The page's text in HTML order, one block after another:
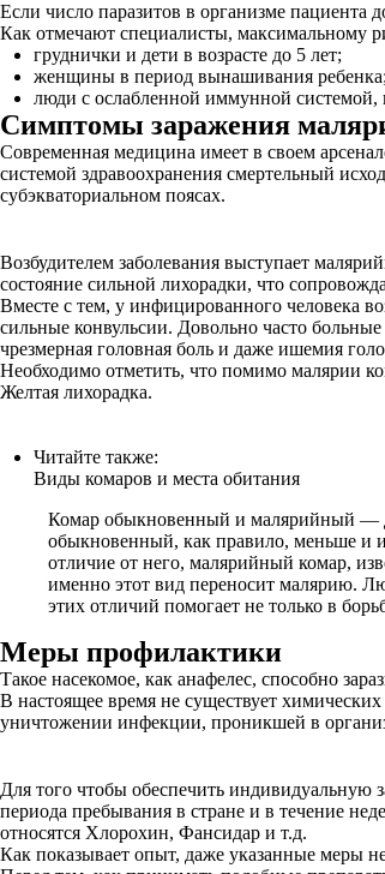
Если число паразитов в организме пациента
Как отмечают специалисты, максимальному
груднички и дети в возрасте до 5 лет;
женщины в период вынашивания ребенка;
люди с ослабленной иммунной системой,
Симптомы заражения
Современная медицина имеет в своем
системой здравоохранения смертельный
субэкваториальном поясах.
Возбудителем заболевания выступает
состояние сильной лихорадки, что
Вместе с тем, у инфицированного человека
сильные конвульсии. Довольно часто
чрезмерная головная боль и даже ишемия
Необходимо отметить, что помимо малярии
Желтая лихорадка.
Читайте также:
Виды комаров и места обитания
Комар обыкновенный и малярийный —
обыкновенный, как правило, меньше и
отличие от него, малярийный комар,
именно этот вид переносит малярию.
этих отличий помогает не только в
Меры профилактики
Такое насекомое, как анафелес, способно
В настоящее время не существует
уничтожении инфекции, проникшей в
Для того чтобы обеспечить индивидуальную
периода пребывания в стране и в течение
относятся Хлорохин, Фансидар и т.д.
Как показывает опыт, даже указанные меры